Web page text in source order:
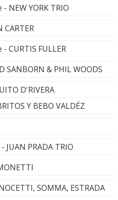
NEW YORK TRIO
CARTER
CURTIS FULLER
SANBORN & PHIL WOODS
D'RIVERA
Y BEBO VALDÉZ
PRADA TRIO
SOMMA, ESTRADA